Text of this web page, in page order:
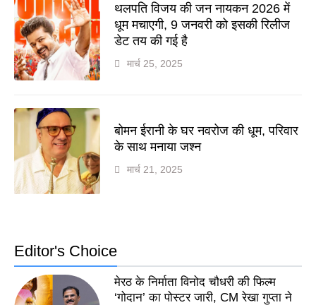
थलपति विजय की जन नायकन 2026 में
धूम मचाएगी, 9 जनवरी को इसकी रिलीज
डेट तय की गई है
मार्च 25, 2025
बोमन ईरानी के घर नवरोज की धूम, परिवार
के साथ मनाया जश्न
मार्च 21, 2025
Editor's Choice
मेरठ के निर्माता विनोद चौधरी की फिल्म
‘गोदान’ का पोस्टर जारी, CM रेखा गुप्ता ने